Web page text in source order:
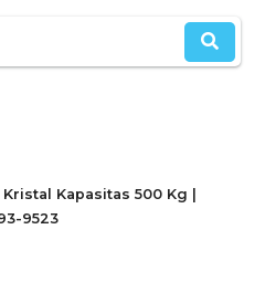
Kapasitas 500 Kg |
9523